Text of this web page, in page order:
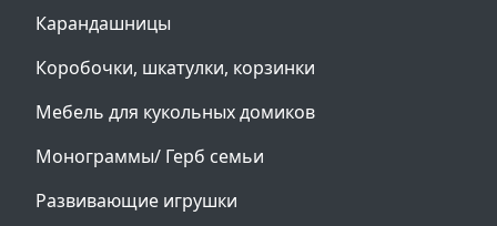
Карандашницы
Коробочки, шкатулки, корзинки
Мебель для кукольных домиков
Монограммы/ Герб семьи
Развивающие игрушки